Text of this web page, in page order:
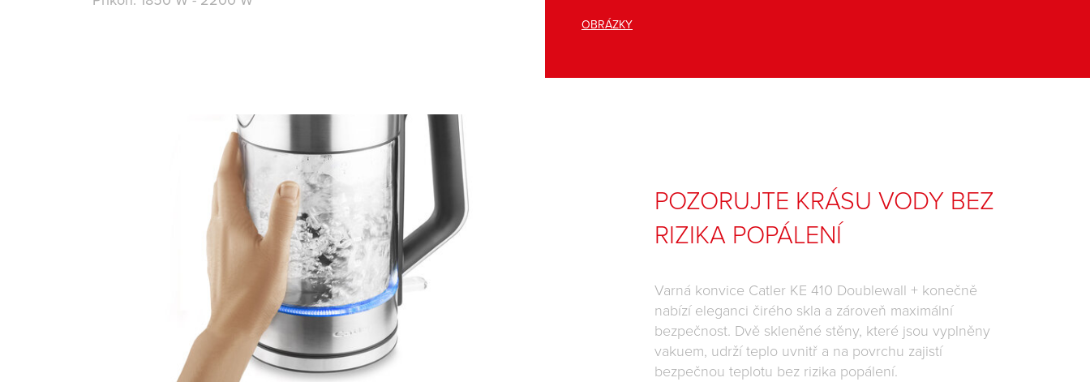
OBRÁZKY
POZORUJTE KRÁSU VODY BEZ
RIZIKA POPÁLENÍ
Varná konvice Catler KE 410 Doublewall + konečně
nabízí eleganci čirého skla a zároveň maximální
bezpečnost. Dvě skleněné stěny, které jsou vyplněny
vakuem, udrží teplo uvnitř a na povrchu zajistí
bezpečnou teplotu bez rizika popálení.